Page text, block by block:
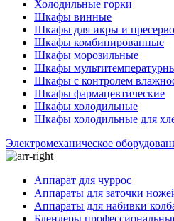
Холодильные горки
Шкафы винные
Шкафы для икры и
Шкафы комбинированные
Шкафы морозильные
Шкафы
Шкафы с контролем
Шкафы фармацевтические
Шкафы холодильные
Шкафы холодильные для
Электрoмеханическое
Аппарат для чуррос
Аппараты для заточки
Аппараты для набивки
Блендеры